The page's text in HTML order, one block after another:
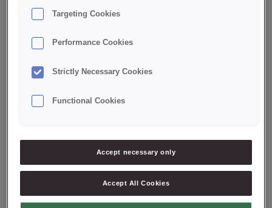
Saffransmuffins med en underbar, väl avvägd smak av
och Saffran Hagelberg’s Classic
LADDA NER PDF MED RECEPT
INGREDIENSER
300 g
Vatten
500 g
Targeting Cookies
Performance Cookies
Strictly Necessary Cookies
Functional Cookies
Accept necessary only
Accept All Cookies